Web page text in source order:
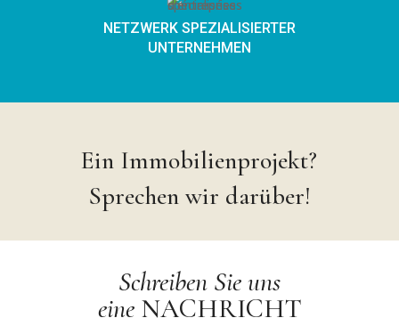
NETZWERK SPEZIALISIERTER
UNTERNEHMEN
Ein Immobilienprojekt?
Sprechen wir darüber!
Schreiben Sie uns
eineNACHRICHT